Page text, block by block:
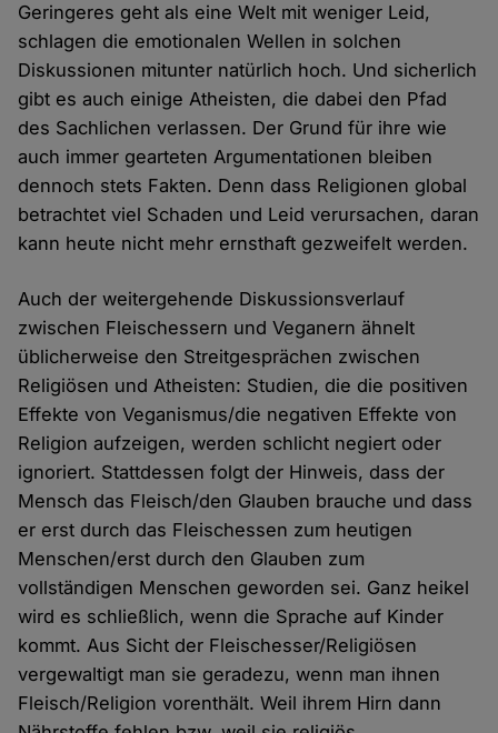
Geringeres geht als eine Welt mit weniger Leid,
schlagen die emotionalen Wellen in solchen
Diskussionen mitunter natürlich hoch. Und sicherlich
gibt es auch einige Atheisten, die dabei den Pfad
des Sachlichen verlassen. Der Grund für ihre wie
auch immer gearteten Argumentationen bleiben
dennoch stets Fakten. Denn dass Religionen global
betrachtet viel Schaden und Leid verursachen, daran
kann heute nicht mehr ernsthaft gezweifelt werden.
Auch der weitergehende Diskussionsverlauf
zwischen Fleischessern und Veganern ähnelt
üblicherweise den Streitgesprächen zwischen
Religiösen und Atheisten: Studien, die die positiven
Effekte von Veganismus/die negativen Effekte von
Religion aufzeigen, werden schlicht negiert oder
ignoriert. Stattdessen folgt der Hinweis, dass der
Mensch das Fleisch/den Glauben brauche und dass
er erst durch das Fleischessen zum heutigen
Menschen/erst durch den Glauben zum
vollständigen Menschen geworden sei. Ganz heikel
wird es schließlich, wenn die Sprache auf Kinder
kommt. Aus Sicht der Fleischesser/Religiösen
vergewaltigt man sie geradezu, wenn man ihnen
Fleisch/Religion vorenthält. Weil ihrem Hirn dann